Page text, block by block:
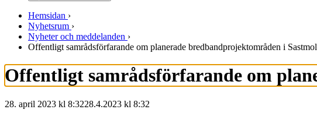
Hemsidan ›
Nyhetsrum ›
Nyheter och meddelanden ›
Offentligt samrådsförfarande om planerade bredbandprojektområden i
Offentligt samrådsförfarande om
28. april 2023 kl 8:3228.4.2023 kl 8:32